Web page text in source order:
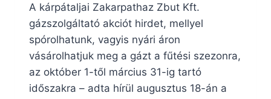
A kárpátaljai Zakarpathaz Zbut Kft.
gázszolgáltató akciót hirdet, mellyel
spórolhatunk, vagyis nyári áron
vásárolhatjuk meg a gázt a fűtési szezonra,
az október 1-től március 31-ig tartó
időszakra – adta hírül augusztus 18-án a